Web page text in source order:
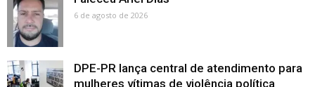
6 de agosto de 2026
DPE-PR lança central de atendimento para
mulheres vítimas de violência política